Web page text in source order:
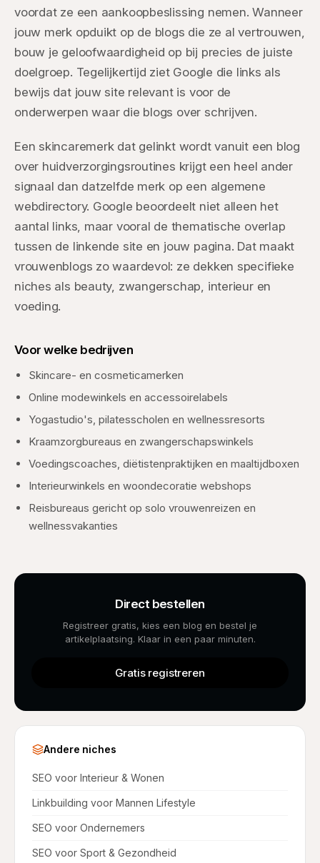
voordat ze een aankoopbeslissing nemen. Wanneer
jouw merk opduikt op de blogs die ze al vertrouwen,
bouw je geloofwaardigheid op bij precies de juiste
doelgroep. Tegelijkertijd ziet Google die links als
bewijs dat jouw site relevant is voor de
onderwerpen waar die blogs over schrijven.
Een skincaremerk dat gelinkt wordt vanuit een blog
over huidverzorgingsroutines krijgt een heel ander
signaal dan datzelfde merk op een algemene
webdirectory. Google beoordeelt niet alleen het
aantal links, maar vooral de thematische overlap
tussen de linkende site en jouw pagina. Dat maakt
vrouwenblogs zo waardevol: ze dekken specifieke
niches als beauty, zwangerschap, interieur en
voeding.
Voor welke bedrijven
Skincare- en cosmeticamerken
Online modewinkels en accessoirelabels
Yogastudio's, pilatesscholen en wellnessresorts
Kraamzorgbureaus en zwangerschapswinkels
Voedingscoaches, diëtistenpraktijken en maaltijdboxen
Interieurwinkels en woondecoratie webshops
Reisbureaus gericht op solo vrouwenreizen en
wellnessvakanties
Direct bestellen
Registreer gratis, kies een blog en bestel je
artikelplaatsing. Klaar in een paar minuten.
Gratis registreren
Andere niches
SEO voor Interieur & Wonen
Linkbuilding voor Mannen Lifestyle
SEO voor Ondernemers
SEO voor Sport & Gezondheid